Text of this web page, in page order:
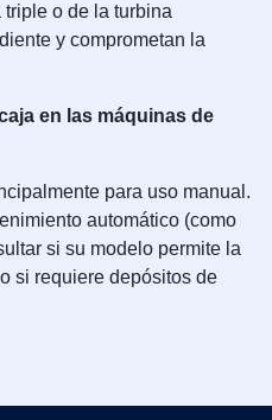
o de la turbina
y comprometan la
en las máquinas de
para uso manual.
automático (como
si su modelo permite la
si requiere depósitos de